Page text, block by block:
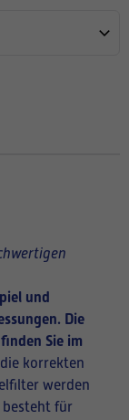
und
Die
Sie im
korrekten
werden
besteht für